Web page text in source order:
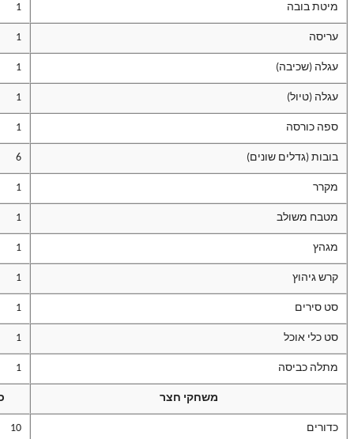
מיטת בובה 1
עריסה 1
עגלה (שכיבה) 1
עגלה (טיול) 1
ספה כורסה 1
בובות (גדלים שונים) 6
מקרר 1
מטבח משולב 1
מגהץ 1
קרש גיהוץ 1
סט סירים 1
סט כלי אוכל 1
מתלה כביסה 1
משחקי חצר
כדורים 10